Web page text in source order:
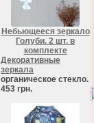
Небьющееся зеркало
Голуби. 2 шт. в
комплекте
Декоративные
зеркала
органическое стекло.
453 грн.